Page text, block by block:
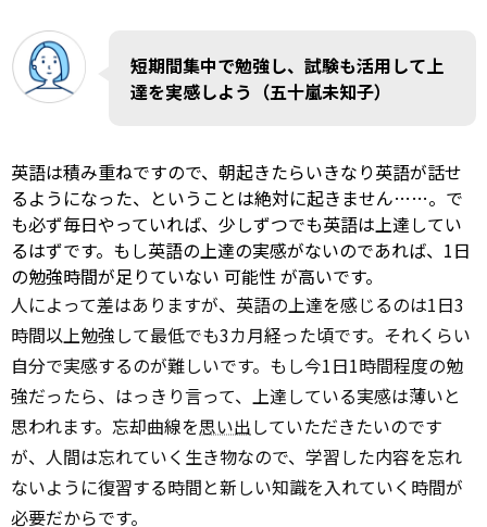
短期間集中で勉強し、試験も活用して上
達を実感しよう（五十嵐未知子）
英語は積み重ねですので、朝起きたらいきなり英語が話せ
るようになった、ということは絶対に起きません……。で
も必ず毎日やっていれば、少しずつでも英語は上達してい
るはずです。もし英語の上達の実感がないのであれば、1日
の勉強時間が足りていない 可能性が高いです。
人によって差はありますが、英語の上達を感じるのは1日3
時間以上勉強して最低でも3カ月経った頃です。それくらい
自分で実感するのが難しいです。もし今1日1時間程度の勉
強だったら、はっきり言って、上達している実感は薄いと
思われます。忘却曲線を思い出していただきたいのです
が、人間は忘れていく生き物なので、学習した内容を忘れ
ないように復習する時間と新しい知識を入れていく時間が
必要だからです。